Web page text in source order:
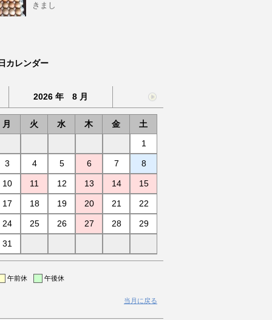
きまし
カレンダー
2026 年 8 月
月 火 水 木 金
土
1
3 4 5 6 7 8
10 11 12 13 14 15
17 18 19 20 21 22
24 25 26 27 28 29
31
午前休 午後休
当月に戻る